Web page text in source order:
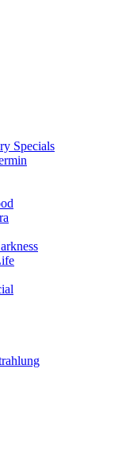
Specials